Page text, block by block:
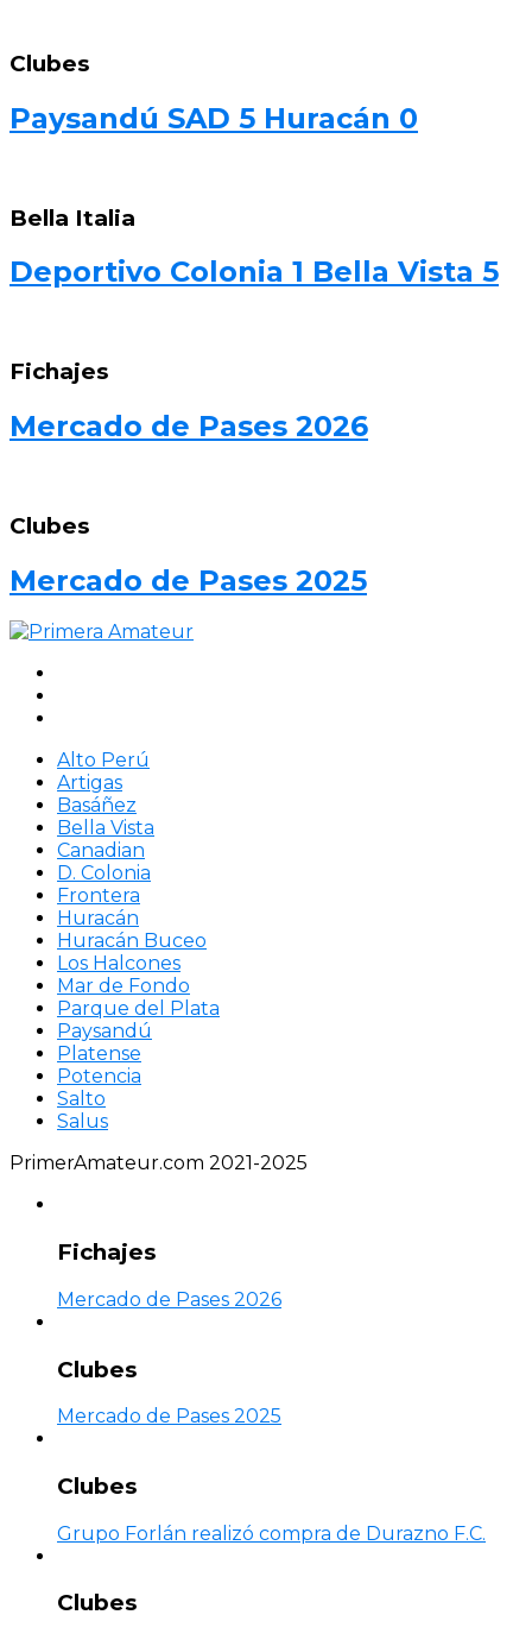
Clubes
Paysandú SAD 5 Huracán 0
Bella Italia
Deportivo Colonia 1 Bella Vista 5
Fichajes
Mercado de Pases 2026
Clubes
Mercado de Pases 2025
Alto Perú
Artigas
Basáñez
Bella Vista
Canadian
D. Colonia
Frontera
Huracán
Huracán Buceo
Los Halcones
Mar de Fondo
Parque del Plata
Paysandú
Platense
Potencia
Salto
Salus
PrimerAmateur.com 2021-2025
Fichajes
Mercado de Pases 2026
Clubes
Mercado de Pases 2025
Clubes
Grupo Forlán realizó compra de Durazno F.C.
Clubes